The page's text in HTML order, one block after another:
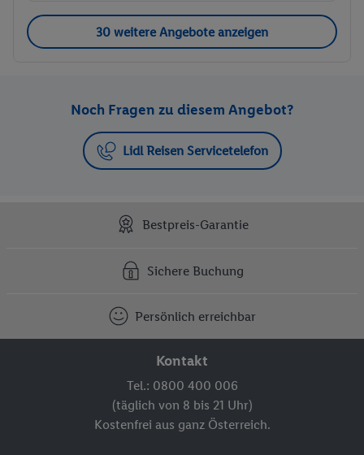
30 weitere Angebote anzeigen
Noch Fragen zu diesem Angebot?
Lidl Reisen Servicetelefon
Bestpreis-Garantie
Sichere Buchung
Persönlich erreichbar
Kontakt
Tel.: 0800 400 006
(täglich von 8 bis 21 Uhr)
Kostenfrei aus ganz Österreich.